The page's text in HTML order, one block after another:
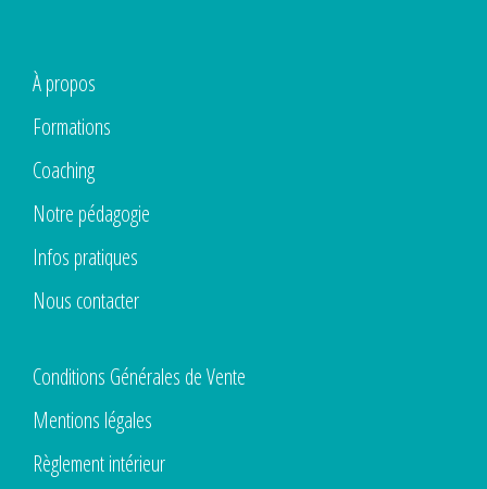
À propos
Formations
Coaching
Notre pédagogie
Infos pratiques
Nous contacter
Conditions Générales de Vente
Mentions légales
Règlement intérieur